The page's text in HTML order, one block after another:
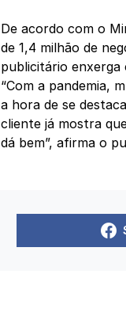
De acordo com o
de 1,4 milhão de
publicitário enxerga
“Com a pandemia,
a hora de se
cliente já mostra
dá bem”, afirma o